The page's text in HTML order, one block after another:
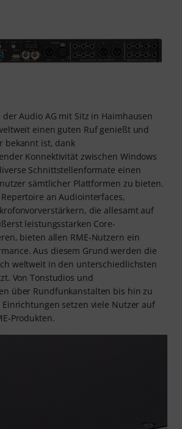
der Audio AG mit Sitz in Haimhausen
einen guten Ruf genießt und
bekannt ist, dank
Konnektivität zwischen Windows
Schnittstellenformate einen
sämtlicher Plattformen zu bieten.
an Audiointerfaces,
die allesamt auf
leistungsstarken Core-
bieten allen RME-Nutzern ein
Aus diesem Grund werden die
weltweit in den unterschiedlichsten
Von Tonstudios und
über Rundfunkanstalten bis hin zu
setzen viele Nutzer auf
Produkten.